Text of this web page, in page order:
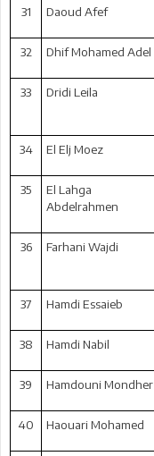
31 Daoud Afef
32 Dhif Mohamed Adel
33 Dridi Leila
34 El Elj Moez
35
El Lahga
Abdelrahmen
36 Farhani Wajdi
37 Hamdi Essaieb
38 Hamdi Nabil
39 Hamdouni Mondher
40 Haouari Mohamed